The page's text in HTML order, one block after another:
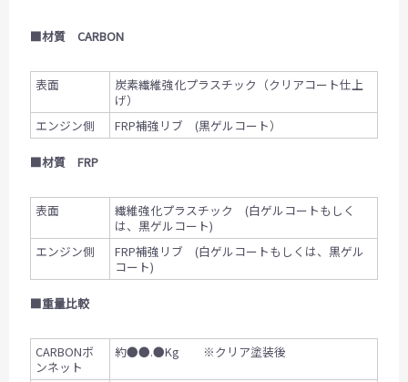
■材質 CARBON
表面
炭素繊維強化プラスチック（クリアコート仕上
げ）
エンジン側
FRP補強リブ (黒ゲルコート）
■材質 FRP
表面
繊維強化プラスチック (白ゲルコートもしく
は、黒ゲルコート)
エンジン側
FRP補強リブ (白ゲルコートもしくは、黒ゲル
コート)
■重量比較
CARBONボ
ンネット
約●●.●Kg ※クリア塗装後